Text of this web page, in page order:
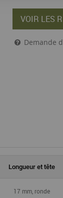
VOIR LES
Demande
Longueur et tête
17 mm, ronde